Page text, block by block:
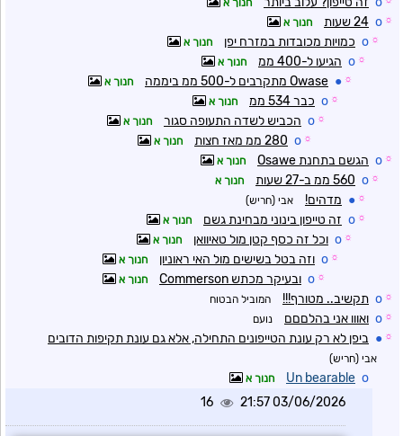
חנוך א
☼
o 24 שעות חנוך א
☼
o כמויות מכובדות במזרח יפן חנוך א
☼
o הגיעו ל-400 ממ חנוך א
☼
● Owase מתקרבים ל-500 ממ ביממה חנוך א
☼
o כבר 534 ממ חנוך א
☼
o הכביש לשדה התעופה סגור חנוך א
☼
o 280 ממ מאז חצות חנוך א
☼
o הגשם בתחנת Osawe חנוך א
☼
o 560 ממ ב-27 שעות חנוך א
☼
● מדהים! אבי (חריש)
☼
o זה טייפון בינוני מבחינת גשם חנוך א
☼
o וכל זה כסף קטן מול טאיוואן חנוך א
☼
o וזה בטל בשישים מול האי ראוניון חנוך א
☼
o ובעיקר מכתש Commerson חנוך א
☼
o תקשיב.. מטורף!!! המוביל הבטוח
☼
o ואווו אני בהלםםם נועם
☼
● ביפן לא רק עונת הטייפונים התחילה, אלא גם עונת תקיפות הדובים
אבי (חריש)
o
Un bearable חנוך א
03/06/2026 21:57
16